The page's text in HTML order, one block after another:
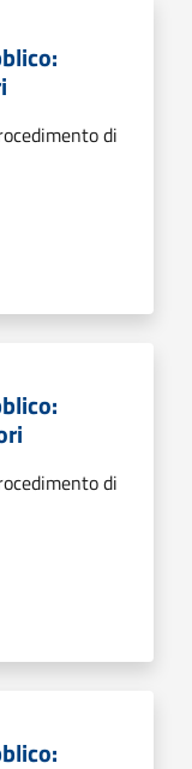
di
di